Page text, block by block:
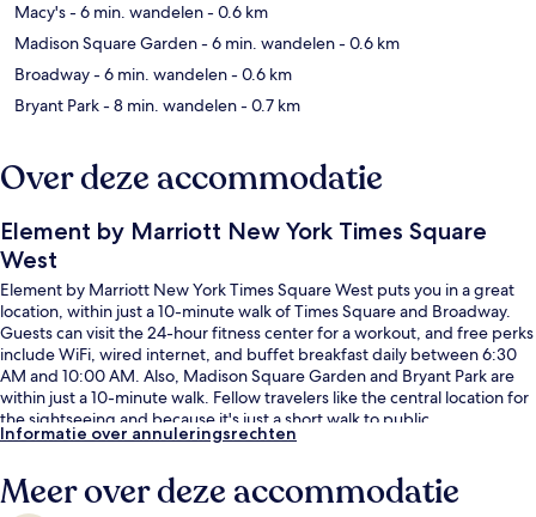
Macy's- 6 min. wandelen- 0.6 km
Madison Square Garden- 6 min. wandelen- 0.6 km
Broadway- 6 min. wandelen- 0.6 km
Bryant Park- 8 min. wandelen- 0.7 km
Over deze accommodatie
Element by Marriott New York Times Square
West
Element by Marriott New York Times Square West puts you in a great
location, within just a 10-minute walk of Times Square and Broadway.
Guests can visit the 24-hour fitness center for a workout, and free perks
include WiFi, wired internet, and buffet breakfast daily between 6:30
AM and 10:00 AM. Also, Madison Square Garden and Bryant Park are
within just a 10-minute walk. Fellow travelers like the central location for
the sightseeing and because it's just a short walk to public
transportation: 42 St. - Port Authority Bus Terminal Station is steps away
Informatie over annuleringsrechten
Meer over deze accommodatie